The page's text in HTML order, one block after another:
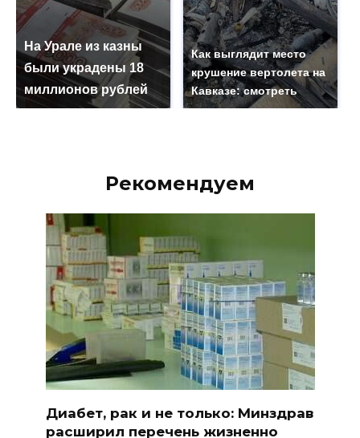
На Урале из казны
были украдены 18
миллионов рублей
Как выглядит место
крушение вертолета на
Кавказе: смотреть
Рекомендуем
Диабет, рак и не только: Минздрав
расширил перечень жизненно